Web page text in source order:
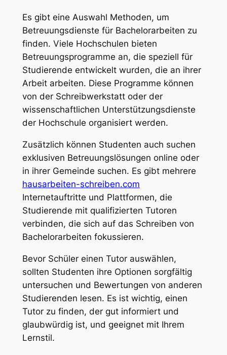
Es gibt eine Auswahl Methoden, um
Betreuungsdienste für Bachelorarbeiten zu
finden. Viele Hochschulen bieten
Betreuungsprogramme an, die speziell für
Studierende entwickelt wurden, die an ihrer
Arbeit arbeiten. Diese Programme können
von der Schreibwerkstatt oder der
wissenschaftlichen Unterstützungsdienste
der Hochschule organisiert werden.
Zusätzlich können Studenten auch suchen
exklusiven Betreuungslösungen online oder
in ihrer Gemeinde suchen. Es gibt mehrere
hausarbeiten-schreiben.com
Internetauftritte und Plattformen, die
Studierende mit qualifizierten Tutoren
verbinden, die sich auf das Schreiben von
Bachelorarbeiten fokussieren.
Bevor Schüler einen Tutor auswählen,
sollten Studenten ihre Optionen sorgfältig
untersuchen und Bewertungen von anderen
Studierenden lesen. Es ist wichtig, einen
Tutor zu finden, der gut informiert und
glaubwürdig ist, und geeignet mit Ihrem
Lernstil.